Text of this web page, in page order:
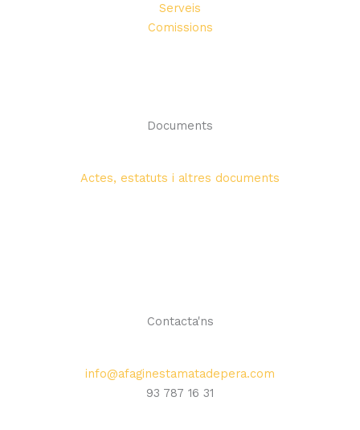
Serveis
Comissions
Documents
Actes, estatuts i altres documents
Contacta'ns
info@afaginestamatadepera.com
93 787 16 31